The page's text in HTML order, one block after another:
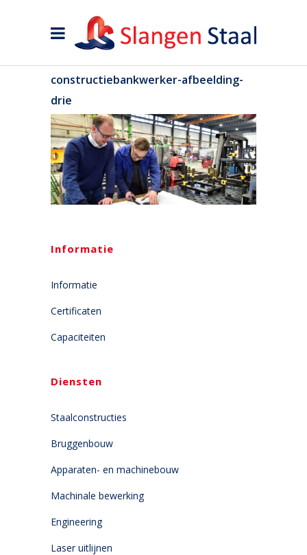
constructiebankwerker-afbeelding-
drie
Informatie
Informatie
Certificaten
Capaciteiten
Diensten
Staalconstructies
Bruggenbouw
Apparaten- en machinebouw
Machinale bewerking
Engineering
Laser uitlijnen